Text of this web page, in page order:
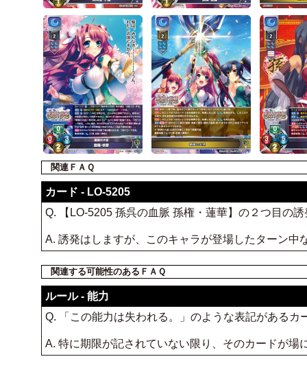
関連ＦＡＱ
カード - LO-5205
Q. 【LO-5205 孫呉の血脈 孫権・蓮華】の２つ目の
A. 誘発はしますが、このキャラが登場したターン
関連する可能性のあるＦＡＱ
ルール - 能力
Q. 「この能力は失われる。」のような表記がある
A. 特に期限が記されていない限り、そのカードが場